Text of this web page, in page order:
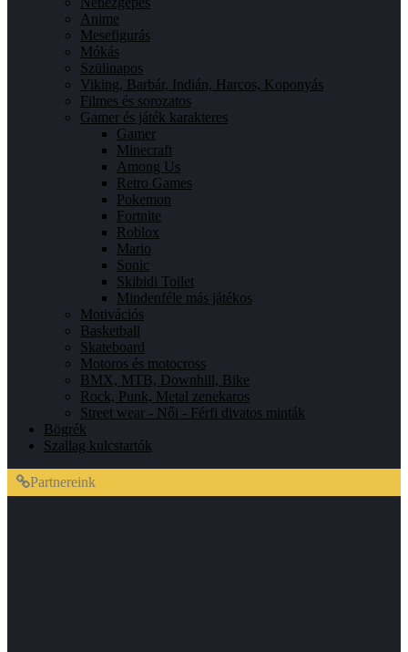
Anime
Mesefigurás
Mókás
Szülinapos
Viking, Barbár, Indián, Harcos, Koponyás
Filmes és sorozatos
Gamer és játék karakteres
Gamer
Minecraft
Among Us
Retro Games
Pokemon
Fortnite
Roblox
Mario
Sonic
Skibidi Toilet
Mindenféle más játékos
Motivációs
Basketball
Skateboard
Motoros és motocross
BMX, MTB, Downhill, Bike
Rock, Punk, Metal zenekaros
Street wear - Női - Férfi divatos minták
Bögrék
Szallag kulcstartók
Partnereink